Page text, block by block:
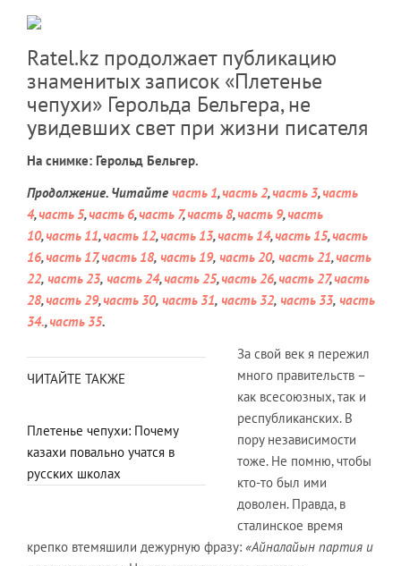
Ratel.kz продолжает публикацию
знаменитых записок «Плетенье
чепухи» Герольда Бельгера, не
увидевших свет при жизни писателя
На снимке: Герольд Бельгер.
Продолжение. Читайте часть 1,часть 2,часть 3,часть
4,часть 5,часть 6,часть 7,часть 8,часть 9,часть
10,часть 11,часть 12,часть 13,часть 14,часть 15,часть
16,часть 17,часть 18, часть 19, часть 20, часть 21,часть
22, часть 23, часть 24,часть 25,часть 26,часть 27,часть
28,часть 29,часть 30, часть 31, часть 32, часть 33, часть
34.,часть 35.
ЧИТАЙТЕ ТАКЖЕ
Плетенье чепухи: Почему
казахи повально учатся в
русских школах
За свой век я пережил
много правительств –
как всесоюзных, так и
республиканских. В
пору независимости
тоже. Не помню, чтобы
кто-то был ими
доволен. Правда, в
сталинское время
крепко втемяшили дежурную фразу: «Айналайын партия и